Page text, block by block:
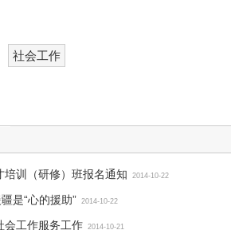
社会工作
培训（研修）班报名通知 2014-10-22
是“心的援助” 2014-10-22
会工作服务工作 2014-10-21